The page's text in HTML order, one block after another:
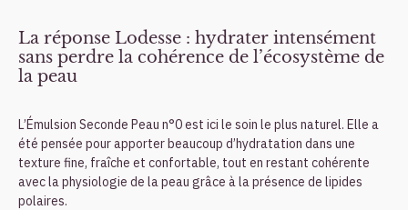
La réponse Lodesse : hydrater intensément
sans perdre la cohérence de l’écosystème de
la peau
L’Émulsion Seconde Peau n°0 est ici le soin le plus naturel. Elle a
été pensée pour apporter beaucoup d’hydratation dans une
texture fine, fraîche et confortable, tout en restant cohérente
avec la physiologie de la peau grâce à la présence de lipides
polaires.